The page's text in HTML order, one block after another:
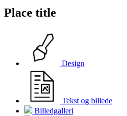
Place title
Design
Tekst og billede
Billedgalleri